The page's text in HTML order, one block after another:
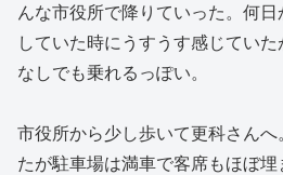
んな市役所で降りていった。何
していた時にうすうす感じてい
なしでも乗れるっぽい。
市役所から少し歩いて更科さん
たが駐車場は満車で客席もほぼ